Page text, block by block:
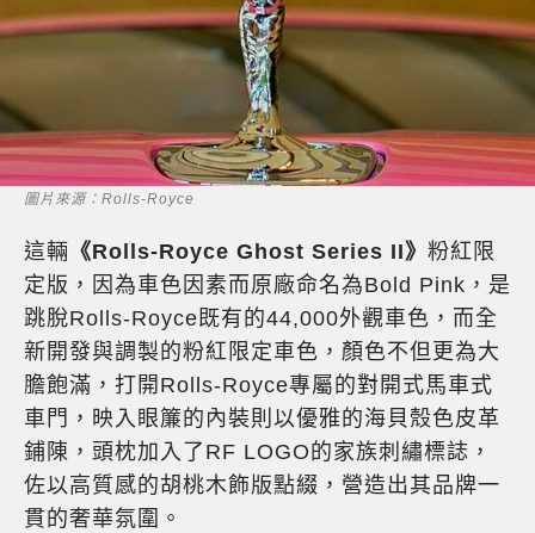
圖片來源：Rolls-Royce
這輛 《Rolls-Royce Ghost Series II》 粉紅限
定版，因為車色因素而原廠命名為Bold Pink，是
跳脫Rolls-Royce既有的44,000外觀車色，而全
新開發與調製的粉紅限定車色，顏色不但更為大
膽飽滿，打開Rolls-Royce專屬的對開式馬車式
車門，映入眼簾的內裝則以優雅的海貝殼色皮革
鋪陳，頭枕加入了RF LOGO的家族刺繡標誌，
佐以高質感的胡桃木飾版點綴，營造出其品牌一
貫的奢華氛圍。